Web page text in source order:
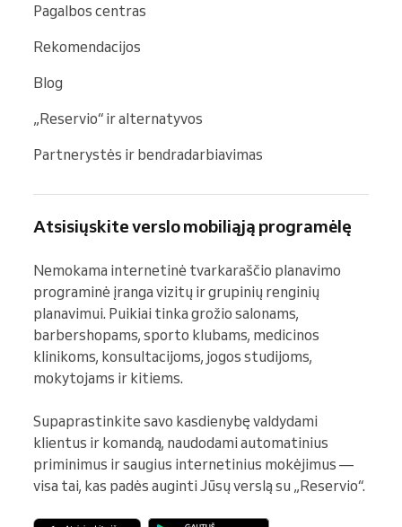
Pagalbos centras
Rekomendacijos
Blog
„Reservio“ ir alternatyvos
Partnerystės ir bendradarbiavimas
Atsisiųskite verslo mobiliąją programėlę
Nemokama internetinė tvarkaraščio planavimo
programinė įranga vizitų ir grupinių renginių
planavimui. Puikiai tinka grožio salonams,
barbershopams, sporto klubams, medicinos
klinikoms, konsultacijoms, jogos studijoms,
mokytojams ir kitiems.
Supaprastinkite savo kasdienybę valdydami
klientus ir komandą, naudodami automatinius
priminimus ir saugius internetinius mokėjimus —
visa tai, kas padės auginti Jūsų verslą su „Reservio“.